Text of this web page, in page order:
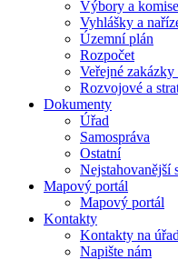
Výbory a komise
Vyhlášky a
Územní plán
Rozpočet
Veřejné
Rozvojové a
Dokumenty
Úřad
Samospráva
Ostatní
Nejstahovanější
Mapový portál
Mapový portál
Kontakty
Kontakty na úřad
Napište nám